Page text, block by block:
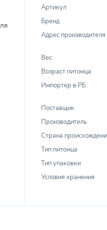
Артикул
Бренд
Адрес производителя
Вес
Возраст питомца
Импортер в РБ
Поставщик
Производитель
Страна
Тип питомца
Тип упаковки
Условия хранения